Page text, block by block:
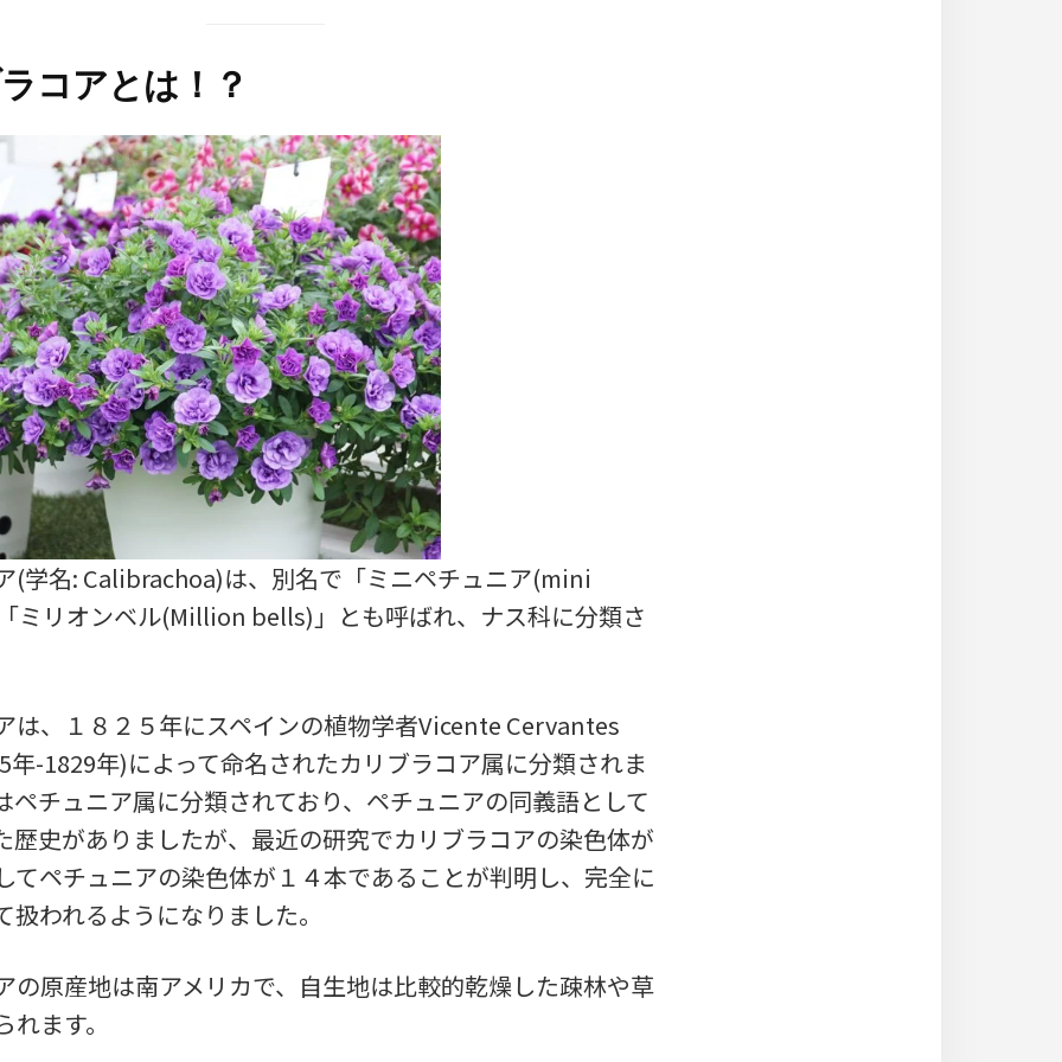
コアとは！？
(学名: Calibrachoa)は、別名で「ミニペチュニア(mini
ミリオンベル(Million bells)」とも呼ばれ、ナス科に分類さ
は、１８２５年にスペインの植物学者Vicente Cervantes
-1829年)によって命名されたカリブラコア属に分類されま
ペチュニア属に分類されており、ペチュニアの同義語として
歴史がありましたが、最近の研究でカリブラコアの染色体が
てペチュニアの染色体が１４本であることが判明し、完全に
扱われるようになりました。
の原産地は南アメリカで、自生地は比較的乾燥した疎林や草
ます。